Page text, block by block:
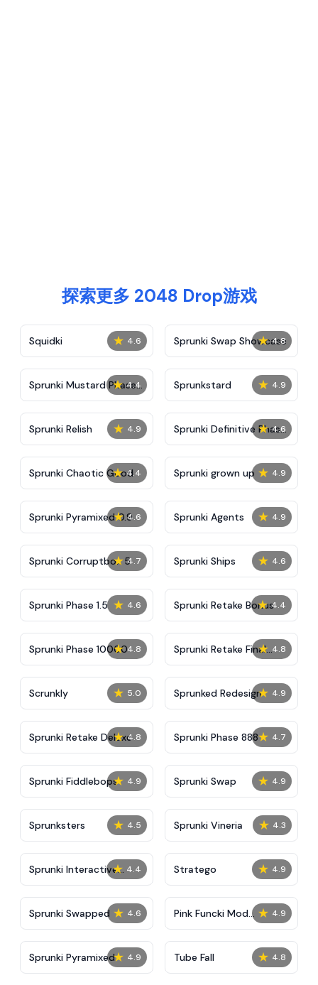
探索更多 2048 Drop游戏
★ 4.6
Squidki ★ 4.8
Sprunki Swap Showcase
★ 4.4
Sprunki Mustard Phase
2
★ 4.9
Sprunkstard
★ 4.9
Sprunki Relish ★ 4.6
Sprunki Definitive Phase
7
★ 4.4
Sprunki Chaotic Good ★ 4.9
Sprunki grown up
★ 4.6
Sprunki Pyramixed 0.9 ★ 4.9
Sprunki Agents
★ 4.7
Sprunki Corruptbox 5 ★ 4.6
Sprunki Ships
★ 4.6
Sprunki Phase 1.5 ★ 4.4
Sprunki Retake Bonus
★ 4.8
Sprunki Phase 10000 ★ 4.8
Sprunki Retake Final
Update
★ 5.0
Scrunkly ★ 4.9
Sprunked Redesign
★ 4.8
Sprunki Retake Deluxe ★ 4.7
Sprunki Phase 888
★ 4.9
Sprunki Fiddlebops ★ 4.9
Sprunki Swap
★ 4.5
Sprunksters ★ 4.3
Sprunki Vineria
★ 4.4
Sprunki Interactive
Tunner
★ 4.9
Stratego
★ 4.6
Sprunki Swapped ★ 4.9
Pink Funcki Mod
IncrediBox
★ 4.9
Sprunki Pyramixed ★ 4.8
Tube Fall